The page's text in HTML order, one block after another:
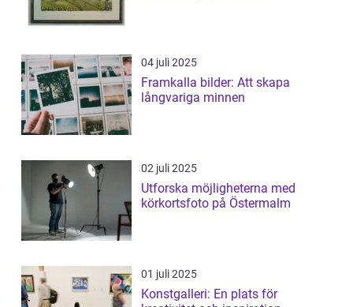
04 juli 2025
Framkalla bilder: Att skapa
långvariga minnen
02 juli 2025
Utforska möjligheterna med
körkortsfoto på Östermalm
01 juli 2025
Konstgalleri: En plats för